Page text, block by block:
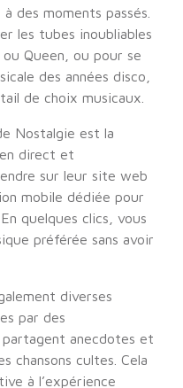
des moments passés.
les tubes inoubliables
ou Queen, ou pour se
des années disco,
de choix musicaux.
Nostalgie est la
direct et
sur leur site web
mobile dédiée pour
quelques clics, vous
préférée sans avoir
diverses
par des
partagent anecdotes et
chansons cultes. Cela
à l’expérience